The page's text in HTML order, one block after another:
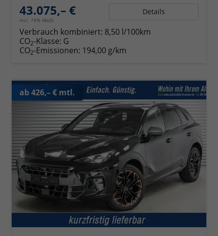
43.075,– €
incl. 19% MwSt.
Details
Verbrauch kombiniert: 8,50 l/100km
CO2-Klasse: G
CO2-Emissionen: 194,00 g/km
ab 426,– € mtl.